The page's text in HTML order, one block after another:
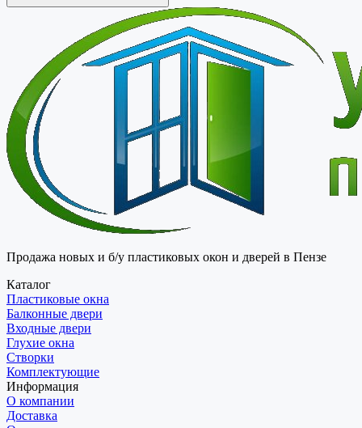
Продажа новых и б/у пластиковых окон и дверей в Пензе
Каталог
Пластиковые окна
Балконные двери
Входные двери
Глухие окна
Створки
Комплектующие
Информация
О компании
Доставка